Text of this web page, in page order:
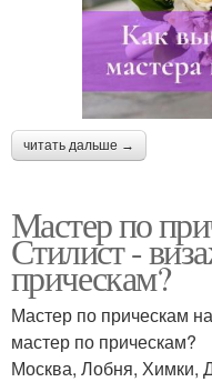
Прическа на дом
читать дальше →
Мастер по
Стилист -
прическам?
Мастер по прическам
мастер по прическам?
Москва, Лобня, Химки,